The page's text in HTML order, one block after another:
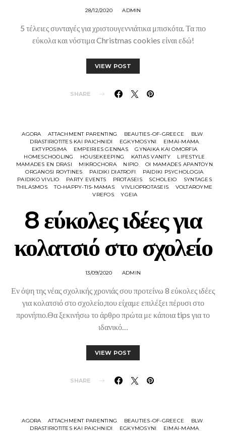
28/12/2020 ADMIN
5 τέλειες συνταγές για χριστουγεννιάτικα μπισκότα. Τα πιο
εύκολα και νόστιμα Christmas cookies είναι εδώ!
VIEW POST
SHARE
AGORA ATTACHMENT PARENTING BEAUTIES-OF-GREECE
BLW
DRASTIRIOTITES KAI PAICHNIDI
EGKYMOSYNI
EIMAI-MAMA
EKTYPOSIMA
EMPEIRIES GENNAS
GYNAIKA KAI OMORFIA
HOMESCHOOLING
HOUSEKEEPING KATIAS VANITY
LIFESTYLE
MAMADES EN DRASI
MIKROCHORA NIPIO
OI MAMADES APANTOYN
ORGANOSI ROYTINES
PAIDIKI DIATROFI
PAIDIKI PSYCHOLOGIA
PAIDIKO VIVLIO
PARTY EVENTS PROTASEIS SCHOLEIO
SYNTAGES
THILASMOS
TO-HAPPY-TIS-MAMAS VIVLIOPROTASEIS
VOLTAROYME
VREFOS
YGEIA
8 εύκολες ιδέες για
κολατσιό στο σχολείο
13/09/2020 ADMIN
Εν όψη της νέας σχολικής χρονιάς σου προτείνω 8 εύκολες ιδέες
για κολατσιό στο σχολείο,που είχαμε επιλέξει πέρυσι στο
προνήπιο.Θα ξεκινήσω το άρθρο πρώτα με κάποια tips για το
ιδανικό…
VIEW POST
SHARE
AGORA ATTACHMENT PARENTING BEAUTIES-OF-GREECE
BLW
DRASTIRIOTITES KAI PAICHNIDI
EGKYMOSYNI EIMAI-MAMA